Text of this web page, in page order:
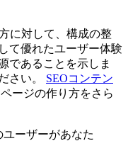
に対して、構成の整
て優れたユーザー体験
であることを示しま
さい。 SEOコンテン
ージの作り方をさら
ーザーがあなた